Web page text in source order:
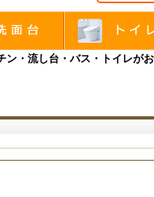
ン・流し台・バス・トイレが